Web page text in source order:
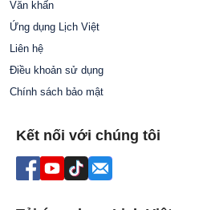
Văn khấn
Ứng dụng Lịch Việt
Liên hệ
Điều khoản sử dụng
Chính sách bảo mật
Kết nối với chúng tôi